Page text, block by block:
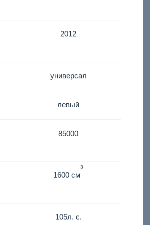
2012
универсал
левый
85000
1600 см
3
105л. с.